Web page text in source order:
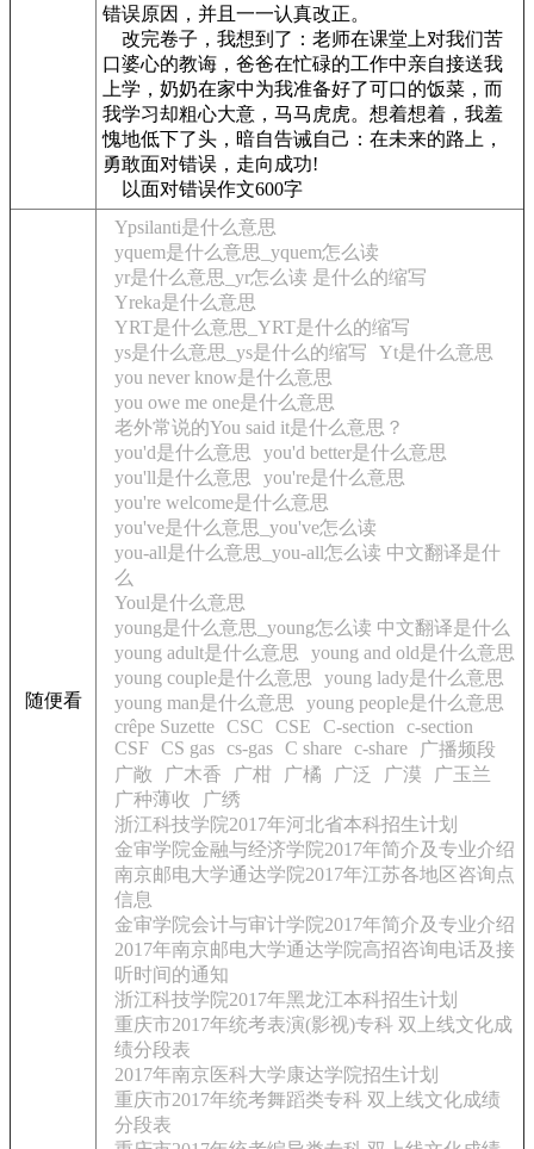
错误原因，并且一一认真改正。
改完卷子，我想到了：老师在课堂上对我们苦
口婆心的教诲，爸爸在忙碌的工作中亲自接送我
上学，奶奶在家中为我准备好了可口的饭菜，而
我学习却粗心大意，马马虎虎。想着想着，我羞
愧地低下了头，暗自告诫自己：在未来的路上，
勇敢面对错误，走向成功!
以面对错误作文600字
随便看
Ypsilanti是什么意思
yquem是什么意思_yquem怎么读
yr是什么意思_yr怎么读 是什么的缩写
Yreka是什么意思
YRT是什么意思_YRT是什么的缩写
ys是什么意思_ys是什么的缩写
Yt是什么意思
you never know是什么意思
you owe me one是什么意思
老外常说的You said it是什么意思？
you'd是什么意思
you'd better是什么意思
you'll是什么意思
you're是什么意思
you're welcome是什么意思
you've是什么意思_you've怎么读
you-all是什么意思_you-all怎么读 中文翻译是什
么
Youl是什么意思
young是什么意思_young怎么读 中文翻译是什么
young adult是什么意思
young and old是什么意思
young couple是什么意思
young lady是什么意思
young man是什么意思
young people是什么意思
crêpe Suzette CSC CSE C-section
c-section
CSF CS gas cs-gas C share c-share
广播频段
广敞
广木香 广柑 广橘 广泛 广漠
广玉兰
广种薄收
广绣
浙江科技学院2017年河北省本科招生计划
金审学院金融与经济学院2017年简介及专业介绍
南京邮电大学通达学院2017年江苏各地区咨询点
信息
金审学院会计与审计学院2017年简介及专业介绍
2017年南京邮电大学通达学院高招咨询电话及接
听时间的通知
浙江科技学院2017年黑龙江本科招生计划
重庆市2017年统考表演(影视)专科 双上线文化成
绩分段表
2017年南京医科大学康达学院招生计划
重庆市2017年统考舞蹈类专科 双上线文化成绩
分段表